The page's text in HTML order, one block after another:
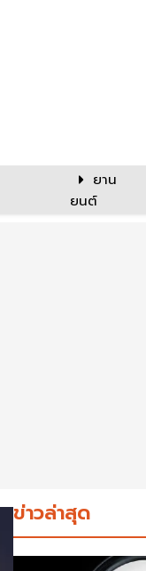
ยาน
ยนต์
ข่าวล่าสุด